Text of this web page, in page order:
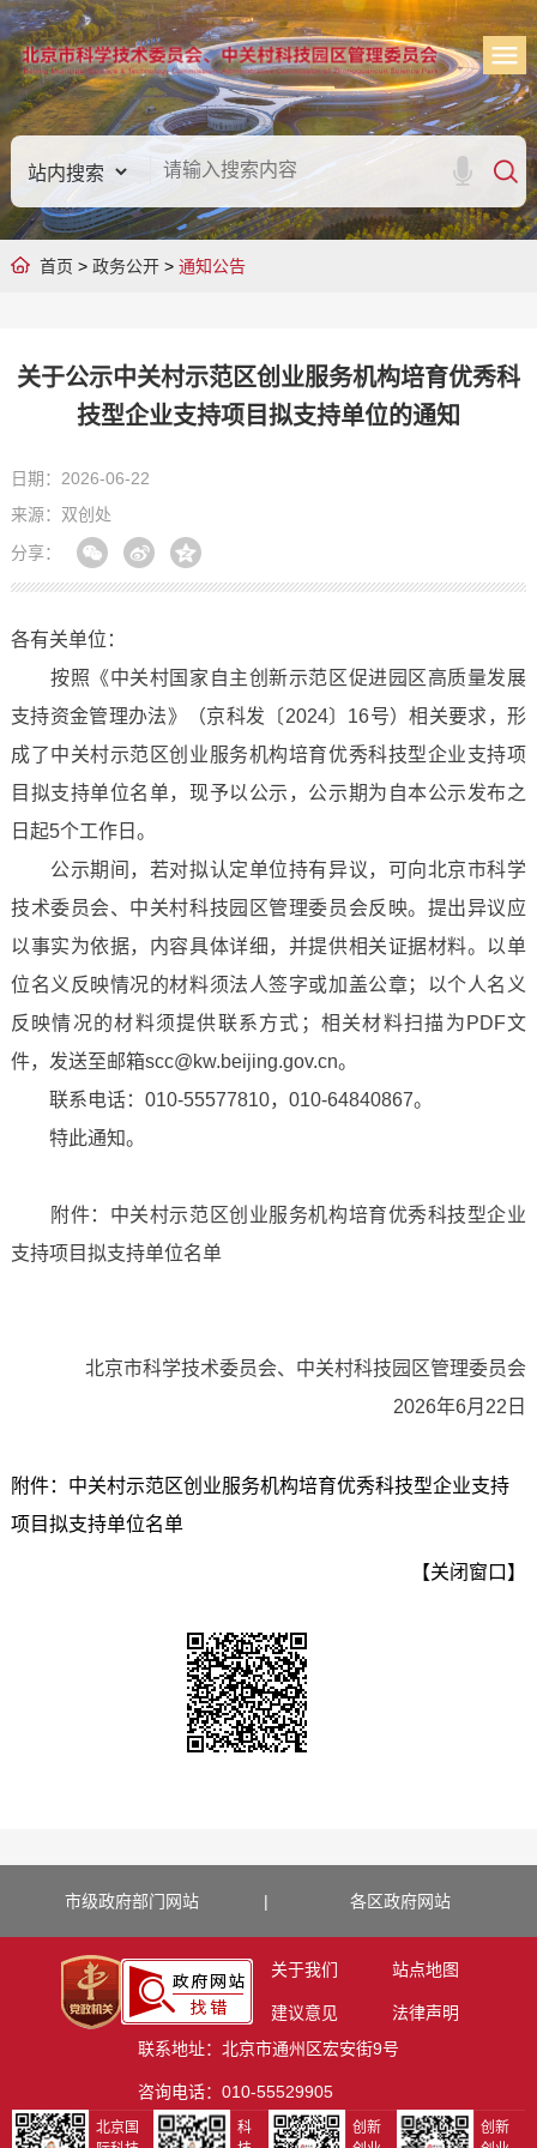
首页 > 政务公开> 通知公告
关于公示中关村示范区创业服务机构培育优秀科
技型企业支持项目拟支持单位的通知
日期：2026-06-22
来源：双创处
分享：
各有关单位：
按照《中关村国家自主创新示范区促进园区高质量发展
支持资金管理办法》（京科发〔2024〕16号）相关要求，形
成了中关村示范区创业服务机构培育优秀科技型企业支持项
目拟支持单位名单，现予以公示，公示期为自本公示发布之
日起5个工作日。
公示期间，若对拟认定单位持有异议，可向北京市科学
技术委员会、中关村科技园区管理委员会反映。提出异议应
以事实为依据，内容具体详细，并提供相关证据材料。以单
位名义反映情况的材料须法人签字或加盖公章；以个人名义
反映情况的材料须提供联系方式；相关材料扫描为PDF文
件，发送至邮箱scc@kw.beijing.gov.cn。
联系电话：010-55577810，010-64840867。
特此通知。
附件：中关村示范区创业服务机构培育优秀科技型企业
支持项目拟支持单位名单
北京市科学技术委员会、中关村科技园区管理委员会
2026年6月22日
附件：中关村示范区创业服务机构培育优秀科技型企业支持
项目拟支持单位名单
【关闭窗口】
市级政府部门网站 | 各区政府网站
关于我们 站点地图
建议意见
法律声明
联系地址：北京市通州区宏安街9号
咨询电话：010-55529905
北京国
科
创新
创新